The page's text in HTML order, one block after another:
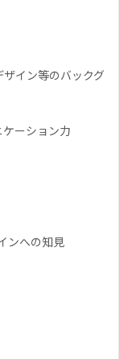
ザイン等のバックグ
ーション力
ンへの知見